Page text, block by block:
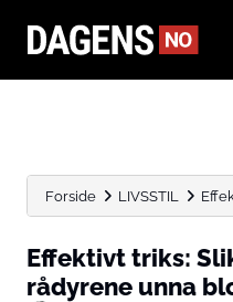
Forside LIVSSTIL
Effektivt triks:
rådyrene unna